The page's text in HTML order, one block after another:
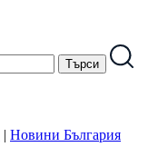
| Новини България